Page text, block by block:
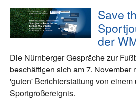
Save
der
Die Nürnberger Gespräche zur
beschäftigen sich am 7. November
'guten' Berichterstattung von einem
Sportgroßereignis.